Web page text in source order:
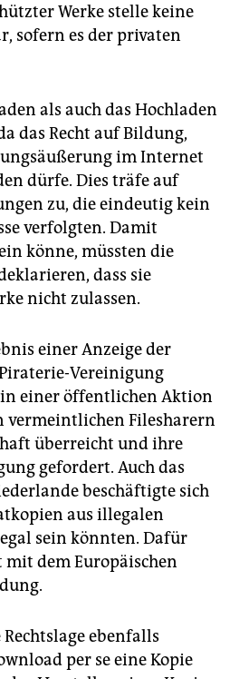
Werke stelle keine
sofern es der privaten
als auch das Hochladen
das Recht auf Bildung,
im Internet
dürfe. Dies träfe auf
zu, die eindeutig kein
verfolgten. Damit
könne, müssten die
dass sie
nicht zulassen.
einer Anzeige der
Vereinigung
in einer öffentlichen Aktion
vermeintlichen Filesharern
überreicht und ihre
gefordert. Auch das
beschäftigte sich
aus illegalen
sein könnten. Dafür
mit dem Europäischen
ebenfalls
per se eine Kopie